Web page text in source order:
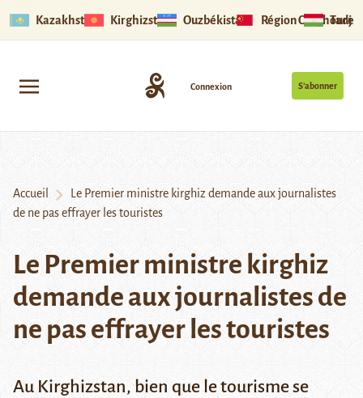
Kazakhstan Kirghizstan Ouzbékistan Région Ouïghoure
S’abonner
Connexion
Accueil
Le Premier ministre kirghiz demande aux journalistes
de ne pas effrayer les touristes
Le Premier ministre kirghiz
demande aux journalistes de
ne pas effrayer les touristes
Au Kirghizstan, bien que le tourisme se